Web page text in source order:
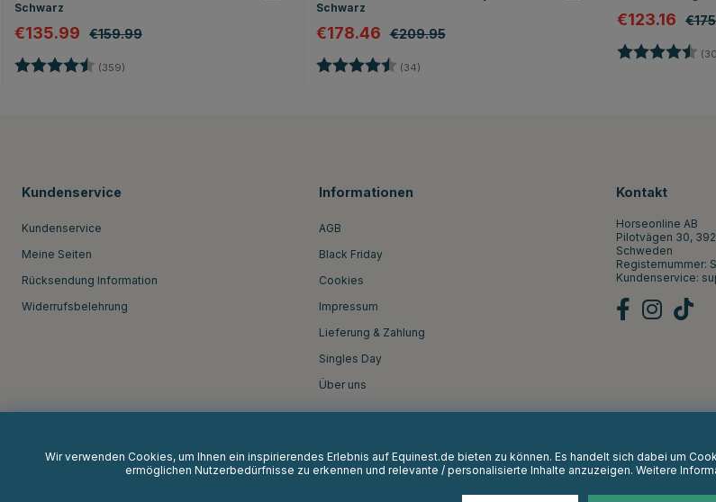
Schwarz
€135.99 €159.99
Bewertung: (359)
Schwarz
€178.46 €209.95
Bewertung: (34)
€123.16
Bewertung:
Kundenservice
Kundenservice
Meine Seiten
Rücksendung Information
Widerrufsbelehrung
Informationen
AGB
Black Friday
Cookies
Impressum
Lieferung & Zahlung
Singles Day
Über uns
Kontakt
Horseonline AB
Pilotvägen 30,
Schweden
Registernummer:
Kundenservice:
Wir verwenden Cookies, um Ihnen ein inspirierendes Erlebnis auf Equinest.de bieten zu können. Es handelt sich dabei um
ermöglichen Nutzerbedürfnisse zu erkennen und relevante / personalisierte Inhalte anzuzeigen. Weitere